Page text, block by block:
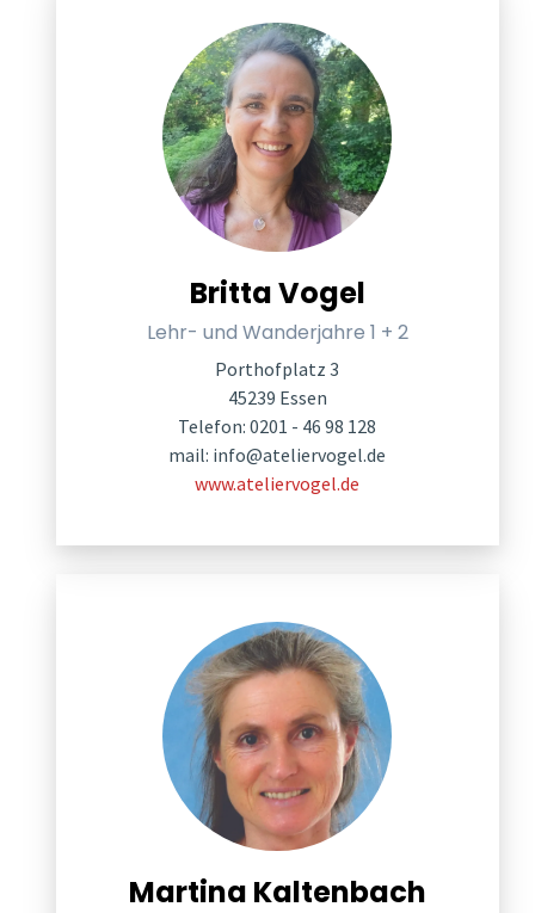
Britta Vogel
Lehr- und Wanderjahre 1 + 2
Porthofplatz 3
45239 Essen
Telefon: 0201 - 46 98 128
mail: info@ateliervogel.de
www.ateliervogel.de
Martina Kaltenbach